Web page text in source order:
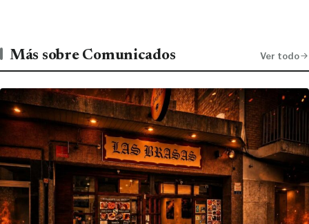
Más sobre Comunicados Ver todo